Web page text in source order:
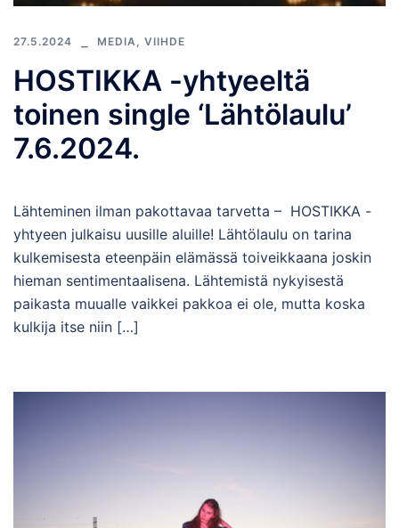
27.5.2024 MEDIA, VIIHDE
HOSTIKKA -yhtyeeltä
toinen single ‘Lähtölaulu’
7.6.2024.
Lähteminen ilman pakottavaa tarvetta – HOSTIKKA -
yhtyeen julkaisu uusille aluille! Lähtölaulu on tarina
kulkemisesta eteenpäin elämässä toiveikkaana joskin
hieman sentimentaalisena. Lähtemistä nykyisestä
paikasta muualle vaikkei pakkoa ei ole, mutta koska
kulkija itse niin […]